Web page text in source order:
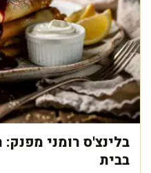
בלינצ'ס רומני
בבית